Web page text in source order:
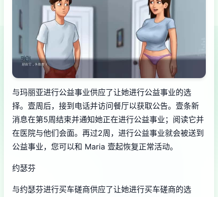
与玛丽亚进行公益事业供应了让她进行公益事业的选
择。壹周后，接到电话并访问餐厅以获取公告。壹条新
消息在第5周结束并通知她正在进行公益事业；阅读它并
在医院与他们会面。再过2周，进行公益事业就会被送到
公益事业，您可以和 Maria 壹起恢复正常活动。
约瑟芬
与约瑟芬进行买车磋商供应了让她进行买车磋商的选